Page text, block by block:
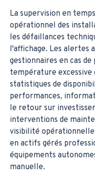
La supervision en
opérationnel des
les défaillances
l'affichage. Les alertes
gestionnaires en cas
température excessive
statistiques de
performances,
le retour sur
interventions de
visibilité
en actifs gérés
équipements
manuelle.